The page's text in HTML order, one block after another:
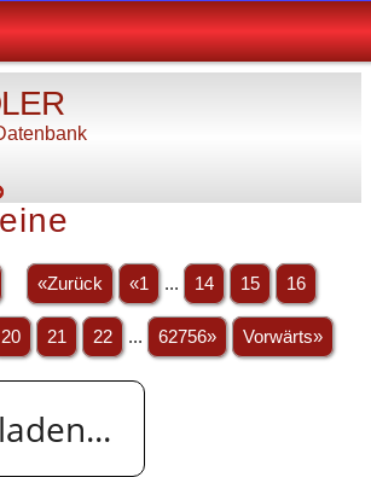
«Zurück «1 ... 14 15 16
20 21 22 ... 62756» Vorwärts»